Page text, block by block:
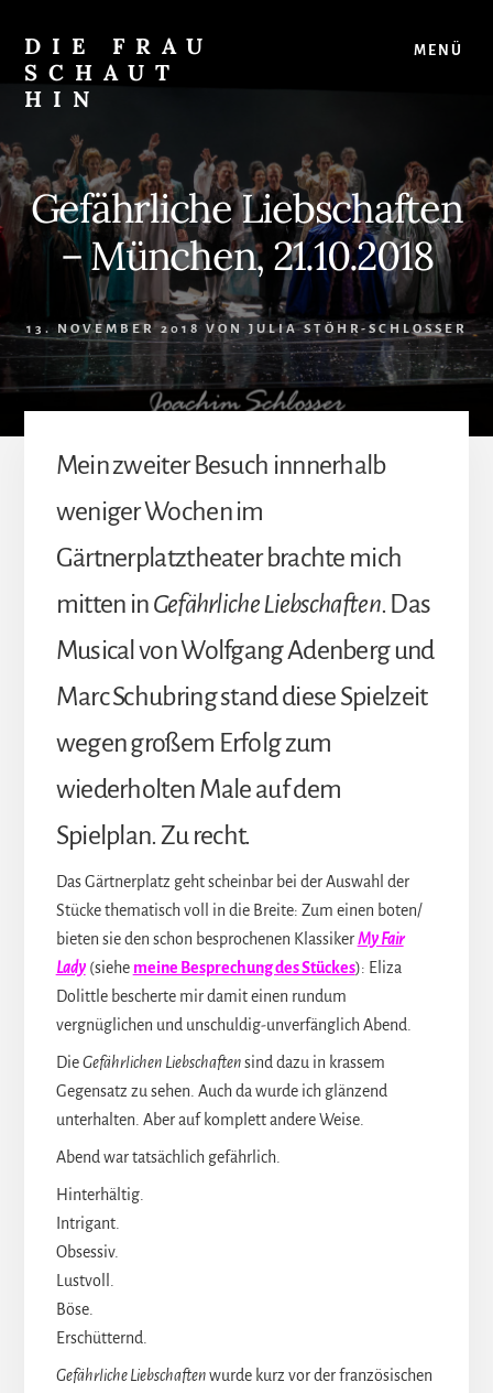
content
Seitenspalte
springen
DIE FRAU
SCHAUT
HIN
Musical
und
überhaupt
MENÜ
Gefährliche Liebschaften
– München, 21.10.2018
13. NOVEMBER 2018 VON JULIA STÖHR-SCHLOSSER
Mein zweiter Besuch innnerhalb
weniger Wochen im
Gärtnerplatztheater brachte mich
mitten inGefährliche Liebschaften. Das
Musical von Wolfgang Adenberg und
Marc Schubring stand diese Spielzeit
wegen großem Erfolg zum
wiederholten Male auf dem
Spielplan. Zu recht.
Das Gärtnerplatz geht scheinbar bei der Auswahl der
Stücke thematisch voll in die Breite: Zum einen boten/
bieten sie den schon besprochenen KlassikerMy Fair
Lady(siehe meine Besprechung des Stückes): Eliza
Dolittle bescherte mir damit einen rundum
vergnüglichen und unschuldig-unverfänglich Abend.
DieGefährlichen Liebschaftensind dazu in krassem
Gegensatz zu sehen. Auch da wurde ich glänzend
unterhalten. Aber auf komplett andere Weise.
Abend war tatsächlich gefährlich.
Hinterhältig.
Intrigant.
Obsessiv.
Lustvoll.
Böse.
Erschütternd.
Gefährliche Liebschaftenwurde kurz vor der französischen